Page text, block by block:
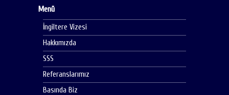
Menü
İngiltere Vizesi
Hakkımızda
SSS
Referanslarımız
Basında Biz